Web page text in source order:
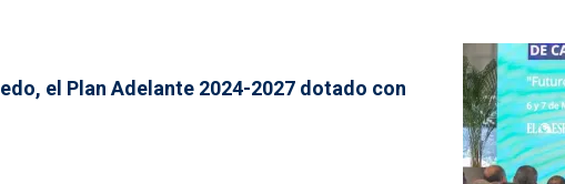
el Plan Adelante 2024-2027 dotado con